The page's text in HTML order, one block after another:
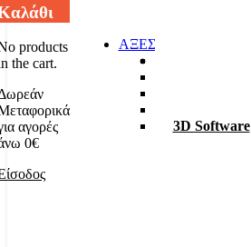
products
the cart.
αγορές
0€
ΑΞΕΣΟΥΑΡ
3D Software